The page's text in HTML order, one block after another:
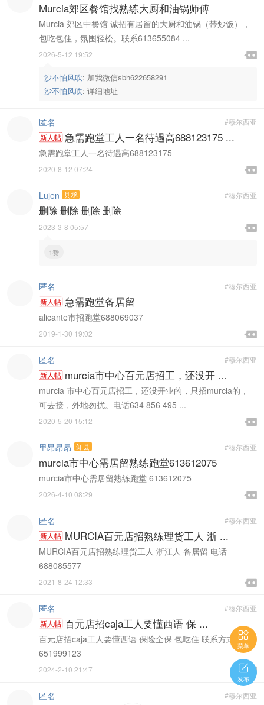
Murcia郊区餐馆找熟练大厨和油锅师傅
Murcia 郊区中餐馆 诚招有居留的大厨和油锅（带炒饭），
包吃包住，氛围轻松。联系613655084 ...

2026-5-12 19:52 
沙不怕风吹: 加我微信sbh622658291
沙不怕风吹: 详细地址
#穆尔西亚
匿名
新人帖 急需跑堂工人一名待遇高688123175 ...
急需跑堂工人一名待遇高688123175

2020-8-12 07:24 
#穆尔西亚
Lujen 县丞
删除 删除 删除 删除

2023-3-8 05:57 
1赞
#穆尔西亚
匿名
新人帖 急需跑堂备居留
alicante市招跑堂688069037

2019-1-30 19:02 
#穆尔西亚
匿名
新人帖 murcia市中心百元店招工，还没开 ...
murcia 市中心百元店招工，还没开业的，只招murcia的，
可去接，外地勿扰。电话634 856 495 ...

2020-5-20 15:12 
#穆尔西亚
里昂昂昂 知县
murcia市中心需居留熟练跑堂613612075
murcia市中心需居留熟练跑堂 613612075

2026-4-10 08:29 
#穆尔西亚
匿名
新人帖 MURCIA百元店招熟练理货工人 浙 ...
MURCIA百元店招熟练理货工人 浙江人 备居留 电话
688085577

2021-8-24 12:33 
#穆尔西亚
匿名
新人帖 百元店招caja工人要懂西语 保 ...
百元店招caja工人要懂西语 保险全保 包吃住 联系方式
651999123

2024-2-10 21:47 
#穆尔西亚
匿名

菜单

发布